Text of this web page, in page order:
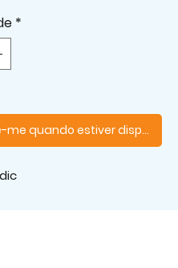
*
me quando estiver disponível